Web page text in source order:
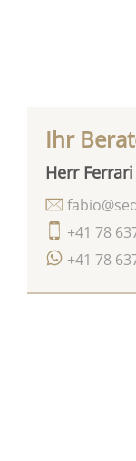
Ihr
Herr
+41 78
+41 78